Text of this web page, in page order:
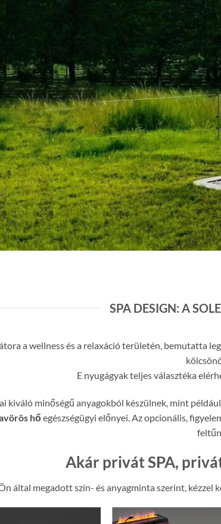
SPA DESIGN: A
a wellness és a relaxáció területén, bemutatta
E nyugágyak teljes választéka
kiváló minőségű anyagokból készülnek, mint
hőegészségügyi előnyei. Az opcionális,
Akár privát SPA,
által megadott szín- és anyagminta szerint,